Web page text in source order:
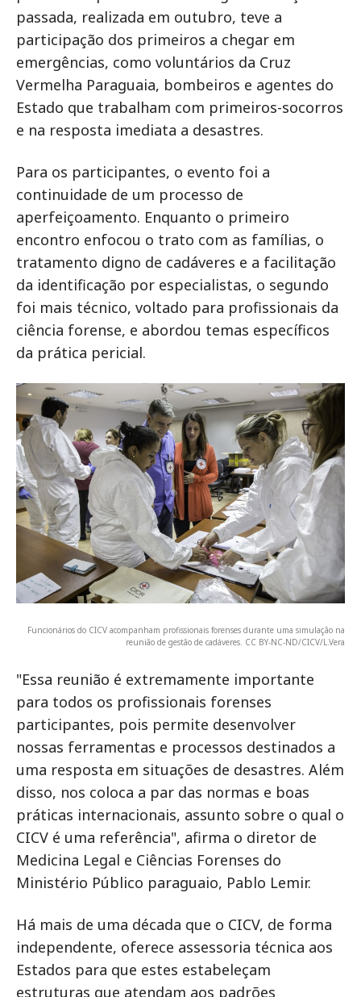
passada, realizada em outubro, teve a
participação dos primeiros a chegar em
emergências, como voluntários da Cruz
Vermelha Paraguaia, bombeiros e agentes do
Estado que trabalham com primeiros-socorros
e na resposta imediata a desastres.
Para os participantes, o evento foi a
continuidade de um processo de
aperfeiçoamento. Enquanto o primeiro
encontro enfocou o trato com as famílias, o
tratamento digno de cadáveres e a facilitação
da identificação por especialistas, o segundo
foi mais técnico, voltado para profissionais da
ciência forense, e abordou temas específicos
da prática pericial.
Funcionários do CICV acompanham profissionais forenses durante uma simulação na
reunião de gestão de cadáveres. CC BY-NC-ND/CICV/L.Vera
"Essa reunião é extremamente importante
para todos os profissionais forenses
participantes, pois permite desenvolver
nossas ferramentas e processos destinados a
uma resposta em situações de desastres. Além
disso, nos coloca a par das normas e boas
práticas internacionais, assunto sobre o qual o
CICV é uma referência", afirma o diretor de
Medicina Legal e Ciências Forenses do
Ministério Público paraguaio, Pablo Lemir.
Há mais de uma década que o CICV, de forma
independente, oferece assessoria técnica aos
Estados para que estes estabeleçam
estruturas que atendam aos padrões